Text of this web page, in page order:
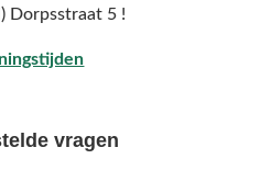
Dorpsstraat 5 !
vragen